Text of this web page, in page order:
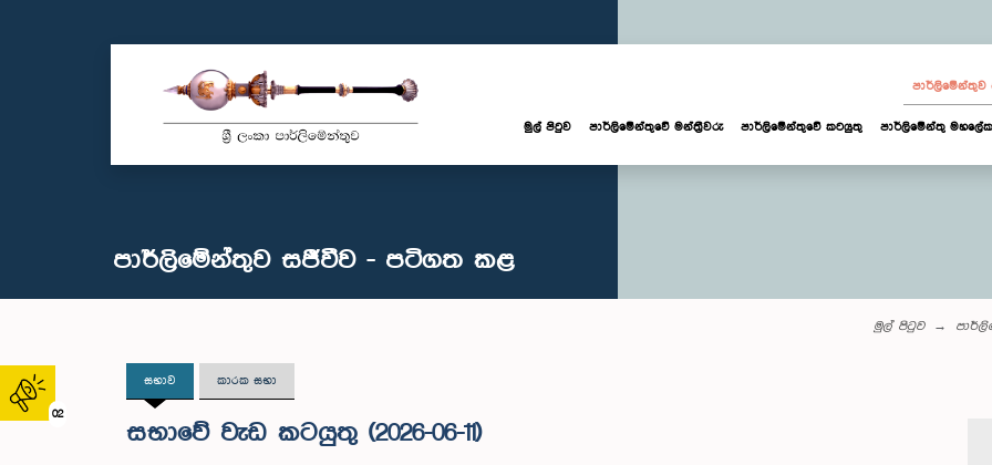
02
පාර්ලි‌මේන්තුව
මුල් පිටුව පාර්ලි‌මේන්තුවේ මන්ත්‍රීවරු පාර්ලිමේන්තුවේ කටයුතු පාර්ලිමේන්තු
පාර්ලිමේන්තුව සජීවීව - පටිගත කළ
මුල් පිටුව
සභාව කාරක සභා
සභාවේ වැඩ කටයුතු (2026-06-11)